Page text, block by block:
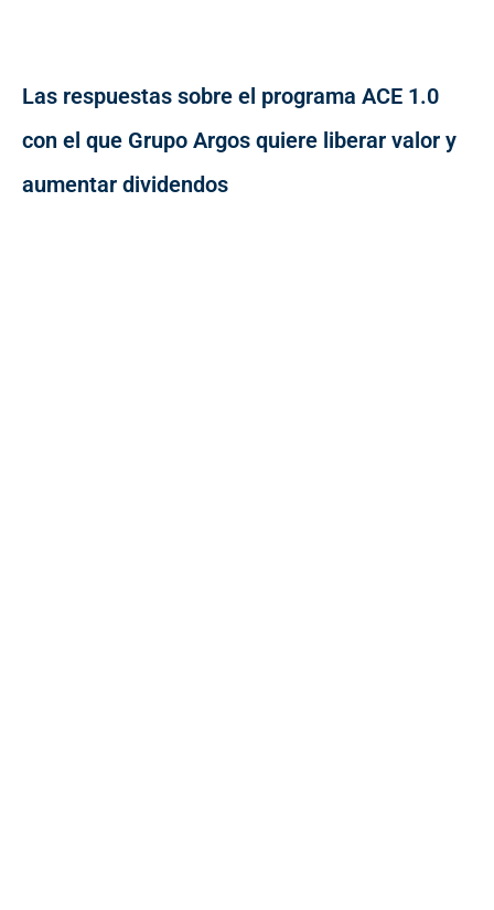
Las respuestas sobre el programa ACE 1.0
con el que Grupo Argos quiere liberar valor y
aumentar dividendos